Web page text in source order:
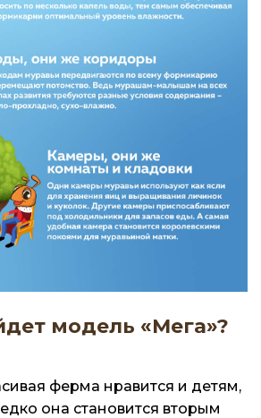
модель «Мега»?
ферма нравится и детям,
она становится вторым